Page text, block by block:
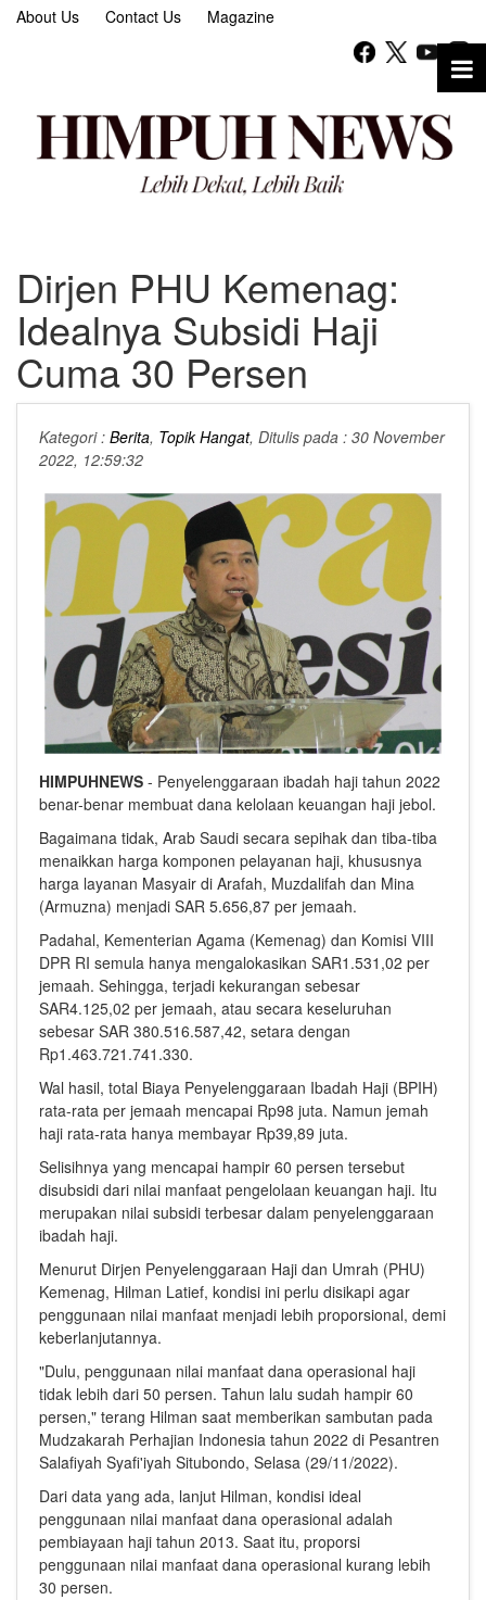
About Us Contact Us Magazine
Dirjen PHU Kemenag:
Idealnya Subsidi Haji
Cuma 30 Persen
Kategori : Berita, Topik Hangat, Ditulis pada : 30 November
2022, 12:59:32
HIMPUHNEWS - Penyelenggaraan ibadah haji tahun 2022
benar-benar membuat dana kelolaan keuangan haji jebol.
Bagaimana tidak, Arab Saudi secara sepihak dan tiba-tiba
menaikkan harga komponen pelayanan haji, khususnya
harga layanan Masyair di Arafah, Muzdalifah dan Mina
(Armuzna) menjadi SAR 5.656,87 per jemaah.
Padahal, Kementerian Agama (Kemenag) dan Komisi VIII
DPR RI semula hanya mengalokasikan SAR1.531,02 per
jemaah. Sehingga, terjadi kekurangan sebesar
SAR4.125,02 per jemaah, atau secara keseluruhan
sebesar SAR 380.516.587,42, setara dengan
Rp1.463.721.741.330.
Wal hasil, total Biaya Penyelenggaraan Ibadah Haji (BPIH)
rata-rata per jemaah mencapai Rp98 juta. Namun jemah
haji rata-rata hanya membayar Rp39,89 juta.
Selisihnya yang mencapai hampir 60 persen tersebut
disubsidi dari nilai manfaat pengelolaan keuangan haji. Itu
merupakan nilai subsidi terbesar dalam penyelenggaraan
ibadah haji.
Menurut Dirjen Penyelenggaraan Haji dan Umrah (PHU)
Kemenag, Hilman Latief, kondisi ini perlu disikapi agar
penggunaan nilai manfaat menjadi lebih proporsional, demi
keberlanjutannya.
"Dulu, penggunaan nilai manfaat dana operasional haji
tidak lebih dari 50 persen. Tahun lalu sudah hampir 60
persen," terang Hilman saat memberikan sambutan pada
Mudzakarah Perhajian Indonesia tahun 2022 di Pesantren
Salafiyah Syafi'iyah Situbondo, Selasa (29/11/2022).
Dari data yang ada, lanjut Hilman, kondisi ideal
penggunaan nilai manfaat dana operasional adalah
pembiayaan haji tahun 2013. Saat itu, proporsi
penggunaan nilai manfaat dana operasional kurang lebih
30 persen.